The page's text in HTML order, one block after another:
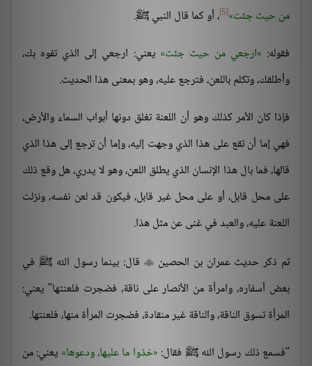
من حيث جئت [5] ، أو كما قال النبي ﷺ.
فقوله: ارجعي من حيث جئت يعني: ارجعي إلى الذي تفوه بك،
وأطلقك، وتكلم باللعن، فترجع عليه، وهو بمعنى هذا الحديث.
فإذا كان الأمر كذلك وهو أن اللعنة تغلق دونها أبواب السماء والأرض،
فهي إما أن تقع على هذا الذي وجهت إليه، وإما أن ترجع إلى هذا الذي
قالها، فما بال هذا الإنسان الذي يطلق اللعن، وهو لا يدري، هل وقع ذلك
على محل قابل، أو على محل غير قابل، فيكون قد لعن نفسه، ونزلت
اللعنة عليه، والعبد في غنى عن مثل هذا.
ثم ذكر حديث عمران بن الحصين  قال: بينما رسول الله ﷺ في
بعض أسفاره، وامرأة من الأنصار على ناقة، فضجرت فلعنتها" يعني:
المرأة تسوق الناقة، والناقة غير منقادة، فضجرت المرأة منها، فلعنتها.
"فسمع ذلك رسول الله ﷺ فقال: خذوا ما عليها، ودعوها يعني: من